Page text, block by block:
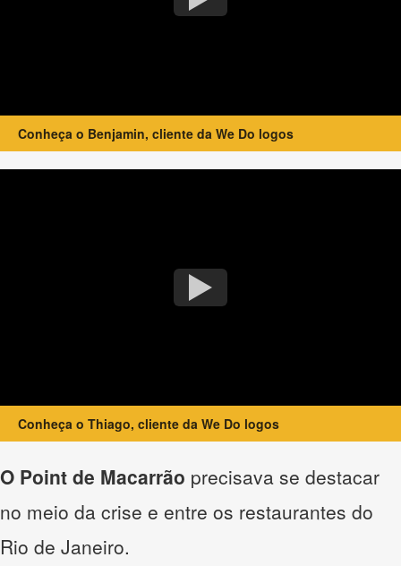
Conheça o Benjamin, cliente da We Do logos
Conheça o Thiago, cliente da We Do logos
O Point de Macarrão precisava se destacar
no meio da crise e entre os restaurantes do
Rio de Janeiro.